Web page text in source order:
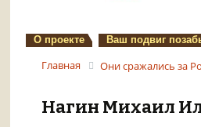
О проекте Ваш подвиг
Главная Они сражались за
Нагин Михаил